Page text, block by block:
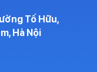
Tố Hữu,
Hà Nội